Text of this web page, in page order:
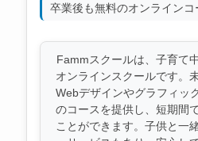
卒業後も無料のオンラインコ
Fammスクールは、子育て
オンラインスクールです。
Webデザインやグラフィッ
のコースを提供し、短期間
ことができます。子供と一